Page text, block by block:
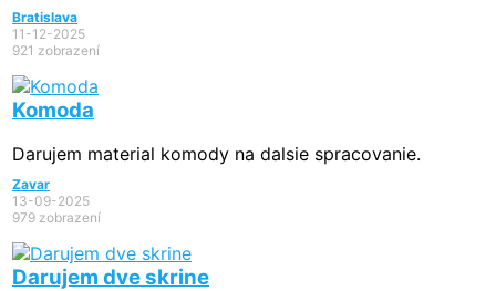
Bratislava
11-12-2025
921 zobrazení
Komoda
Darujem material komody na dalsie spracovanie.
Zavar
13-09-2025
979 zobrazení
Darujem dve skrine